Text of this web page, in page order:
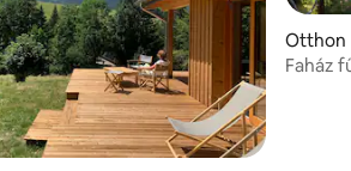
Otthon
Faház